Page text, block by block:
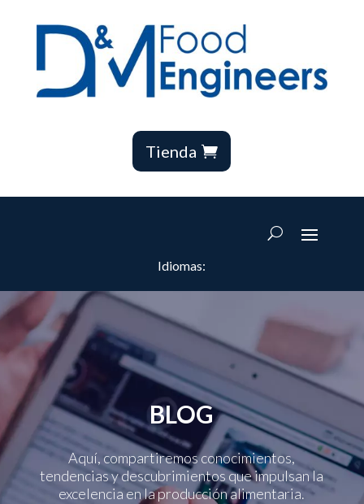
Tienda
Idiomas:
BLOG
Aquí, compartiremos conocimientos,
tendencias y descubrimientos que impulsan la
excelencia en la producción alimentaria.